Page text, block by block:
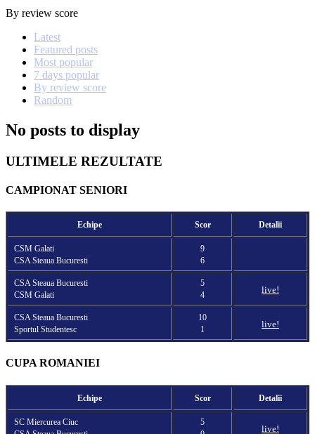
By review score
Latest
Featured posts
Most popular
7 days popular
By review score
Random
No posts to display
ULTIMELE REZULTATE
CAMPIONAT SENIORI
Echipe Scor Detalii
CSM Galati
CSA Steaua Bucuresti
9
6
CSA Steaua Bucuresti
CSM Galati
5
4
live!
CSA Steaua Bucuresti
Sportul Studentesc
10
1
live!
CUPA ROMANIEI
Echipe Scor Detalii
SC Miercurea Ciuc
5
live!